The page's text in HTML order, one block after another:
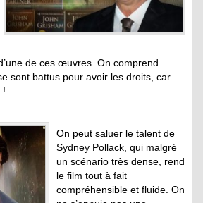
de ces œuvres. On comprend
sont battus pour avoir les droits, car
!
On peut saluer le talent de
Sydney Pollack, qui malgré
un scénario très dense, rend
le film tout à fait
compréhensible et fluide. On